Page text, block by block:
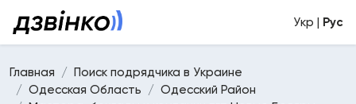
Укр | Рус
Главная
Поиск подрядчика в Украине
Одесская Область
Одесский Район